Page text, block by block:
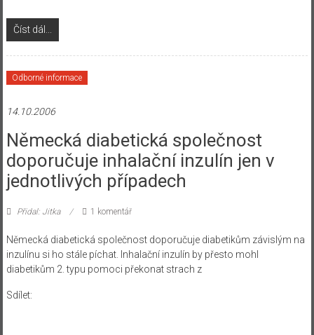
Číst dál...
Odborné informace
14.10.2006
Německá diabetická společnost
doporučuje inhalační inzulín jen v
jednotlivých případech
Přidal: Jitka 1 komentář
Německá diabetická společnost doporučuje diabetikům závislým na
inzulínu si ho stále píchat. Inhalační inzulín by přesto mohl
diabetikům 2. typu pomoci překonat strach z
Sdílet: